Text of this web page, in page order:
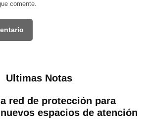
comente.
Ultimas Notas
red de protección para
espacios de atención